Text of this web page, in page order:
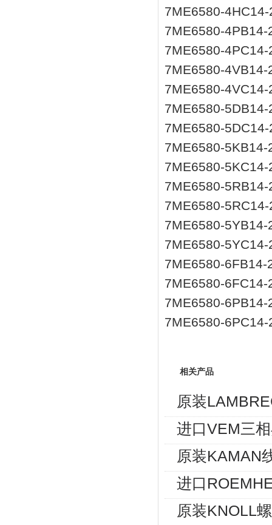
7ME6580-
7ME6580-4PB14-
7ME6580-4PC14-
7ME6580-
7ME6580-4VC14-
7ME6580-5DB14-
7ME6580-
7ME6580-5KB14-
7ME6580-5KC14-
7ME6580-5RB14-
7ME6580-
7ME6580-
7ME6580-
7ME6580-
7ME6580-
7ME6580-
7ME6580-
相关产品
原装
进口VEM三
原装KAMAN
进口
原装KNOLL